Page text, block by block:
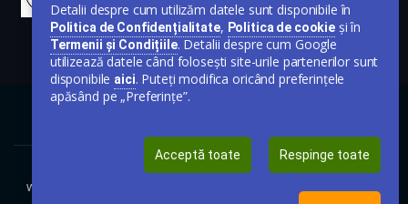
www.publicare-anunt-ziar.ro © Toate drepturile rezervate 2020-
Detalii despre cum utilizăm datele sunt disponibile în
Politica de Confidențialitate, Politica de cookieși în
Termenii și Condițiile. Detalii despre cum Google
utilizează datele când folosești site-urile partenerilor sunt
disponibile aici. Puteți modifica oricând preferințele
apăsând pe „Preferințe”.
Acceptă toate Respinge toate